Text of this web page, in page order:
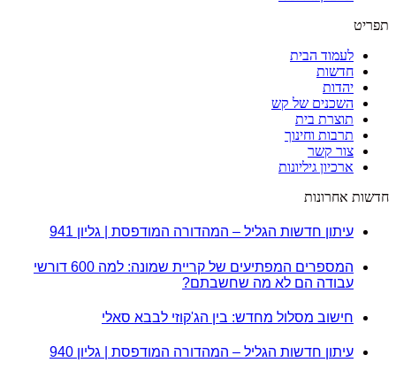
תפריט
לעמוד הבית
חדשות
יהדות
השכנים של קש
תוצרת בית
תרבות וחינוך
צור קשר
ארכיון גיליונות
חדשות אחרונות
עיתון חדשות הגליל – המהדורה המודפסת | גליון 941
המספרים המפתיעים של קריית שמונה: למה 600 דורשי
עבודה הם לא מה שחשבתם?
חישוב מסלול מחדש: בין הג'קוזי לבבא סאלי
עיתון חדשות הגליל – המהדורה המודפסת | גליון 940